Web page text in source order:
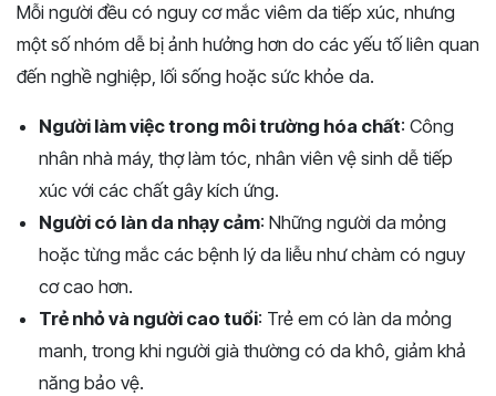
Mỗi người đều có nguy cơ mắc viêm da tiếp xúc, nhưng
một số nhóm dễ bị ảnh hưởng hơn do các yếu tố liên quan
đến nghề nghiệp, lối sống hoặc sức khỏe da.
Người làm việc trong môi trường hóa chất: Công
nhân nhà máy, thợ làm tóc, nhân viên vệ sinh dễ tiếp
xúc với các chất gây kích ứng.
Người có làn da nhạy cảm: Những người da mỏng
hoặc từng mắc các bệnh lý da liễu như chàm có nguy
cơ cao hơn.
Trẻ nhỏ và người cao tuổi: Trẻ em có làn da mỏng
manh, trong khi người già thường có da khô, giảm khả
năng bảo vệ.